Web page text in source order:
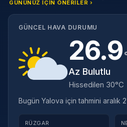
GÜNÜNÜZ IÇIN ÖNERILER ›
GÜNCEL HAVA DURUMU
26.9
Az Bulutlu
Hissedilen 30°C
Bugün Yalova için tahmini aralık
RÜZGAR